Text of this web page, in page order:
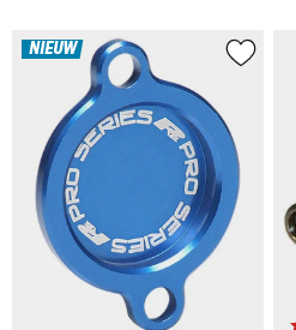
NIEUW